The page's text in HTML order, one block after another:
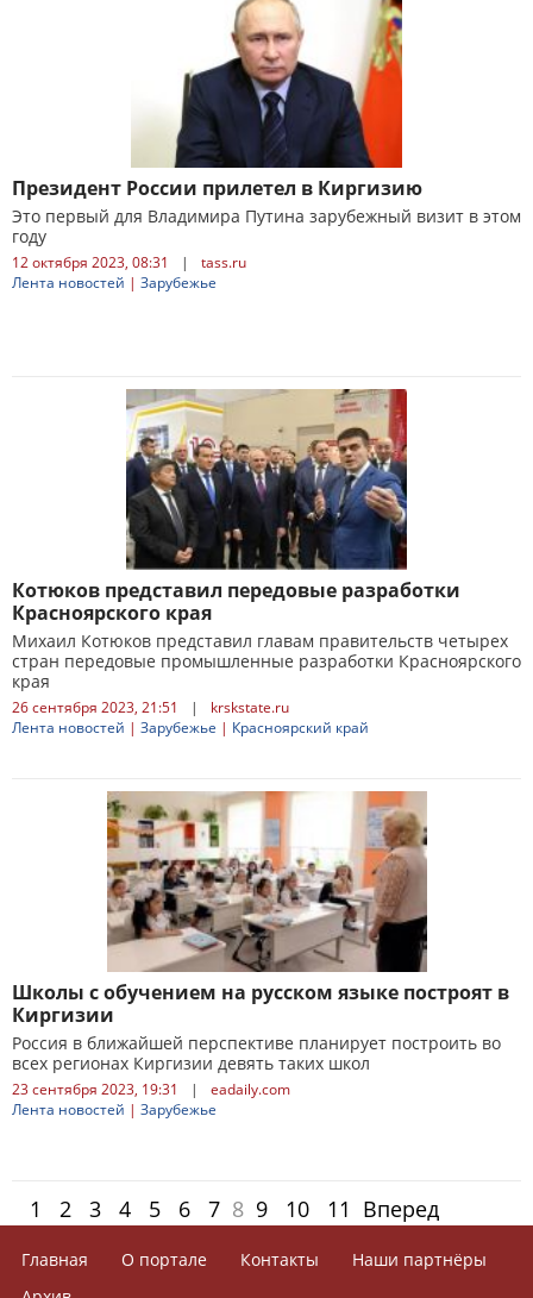
Президент России прилетел в Киргизию
Это первый для Владимира Путина зарубежный визит в этом
году
12 октября 2023, 08:31 |
tass.ru
Лента новостей | Зарубежье
Котюков представил передовые разработки
Красноярского края
Михаил Котюков представил главам правительств четырех
стран передовые промышленные разработки Красноярского
края
26 сентября 2023, 21:51 |
krskstate.ru
Лента новостей | Зарубежье | Красноярский край
Школы с обучением на русском языке построят в
Киргизии
Россия в ближайшей перспективе планирует построить во
всех регионах Киргизии девять таких школ
23 сентября 2023, 19:31 |
eadaily.com
Лента новостей | Зарубежье
1 2 3 4 5 6 7 8 9 10 11 Вперед
Главная О портале Контакты
Наши партнёры